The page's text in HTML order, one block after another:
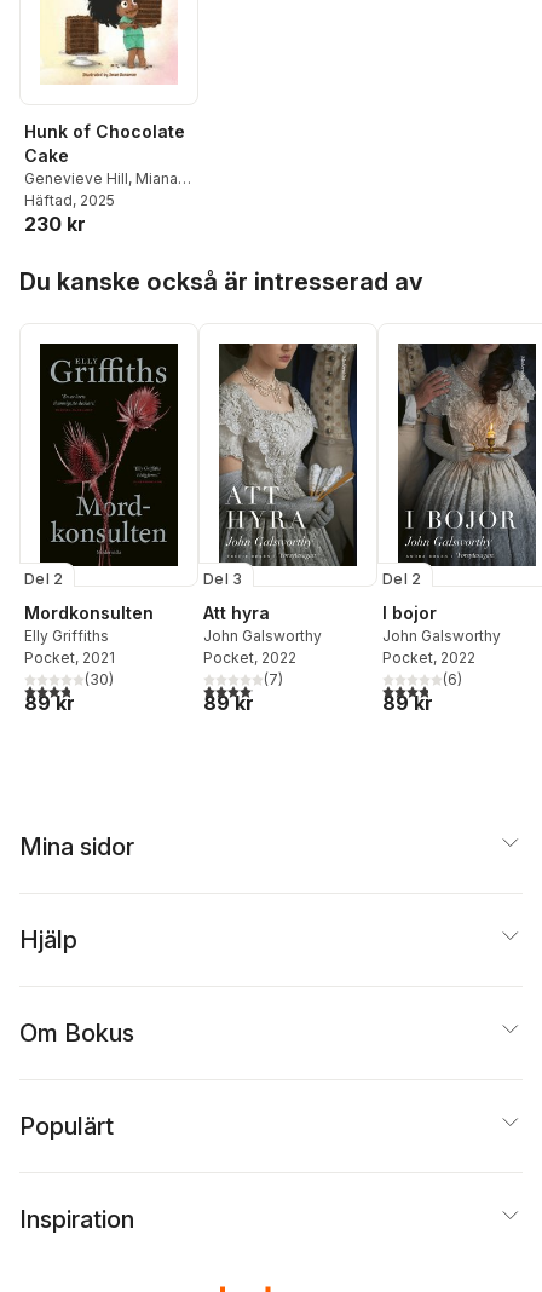
Hunk of Chocolate
Cake
Genevieve Hill, Miana
Hill
Häftad, 2025
230 kr
Du kanske också är intresserad av
Del 2
Mordkonsulten
Elly Griffiths
Pocket, 2021
3,8utav 5 stjärnor. Totalt antal röster:
(30)
89 kr
Del 3
Att hyra
John Galsworthy
Pocket, 2022
4,1utav 5 stjärnor. Totalt antal röster:
(7)
89 kr
Del 2
I bojor
John Galsworthy
Pocket, 2022
3,8utav 5 stjärnor.
(6)
89 kr
Mina sidor
Hjälp
Om Bokus
Populärt
Inspiration